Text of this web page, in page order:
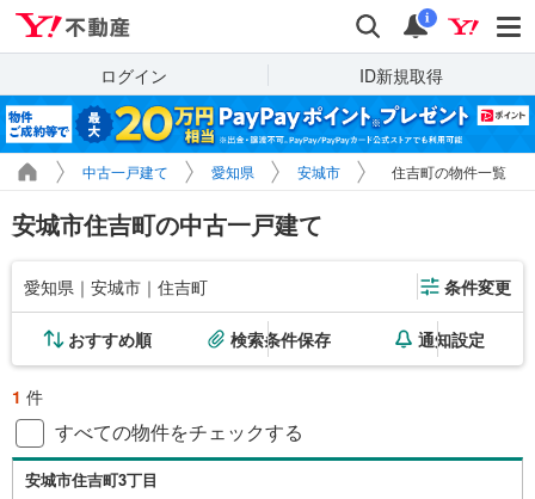
検索 通知
i
ログイン ID新規取得
中古一戸建て 愛知県 安城市 住吉町の物件一覧
安城市住吉町の中古一戸建て
愛知県｜安城市｜住吉町 条件変更
おすすめ順 検索条件保存 通知設定
1 件
すべての物件をチェックする
安城市住吉町3丁目